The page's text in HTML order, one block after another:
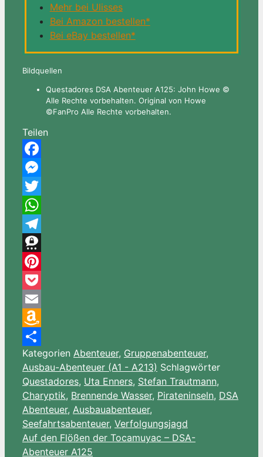
Mehr bei Ulisses
Bei Amazon bestellen*
Bei eBay bestellen*
Bildquellen
Questadores DSA Abenteuer A125: John Howe ©
Alle Rechte vorbehalten. Original von Howe
©FanPro Alle Rechte vorbehalten.
Teilen
Facebook
Messenger
Twitter
WhatsApp
Telegram
Threema
Pinterest
Pocket
Email
Amazon
Wish
List
Teilen
Kategorien Abenteuer, Gruppenabenteuer,
Ausbau-Abenteuer (A1 - A213) Schlagwörter
Questadores, Uta Enners, Stefan Trautmann,
Charyptik, Brennende Wasser, Pirateninseln, DSA
Abenteuer, Ausbauabenteuer,
Seefahrtsabenteuer, Verfolgungsjagd
Auf den Flößen der Tocamuyac – DSA-
Abenteuer A125